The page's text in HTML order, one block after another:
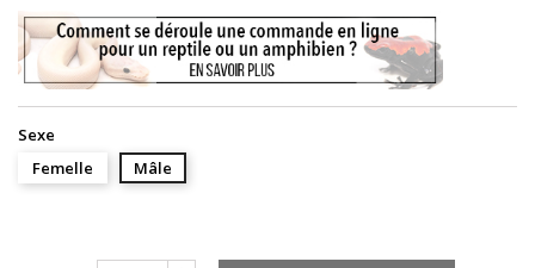
Sexe
Femelle
Mâle